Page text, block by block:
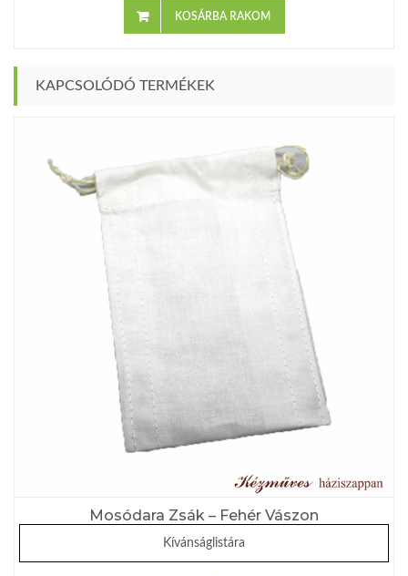
KOSÁRBA RAKOM
KAPCSOLÓDÓ TERMÉKEK
Mosódara Zsák – Fehér Vászon
Kívánságlistára